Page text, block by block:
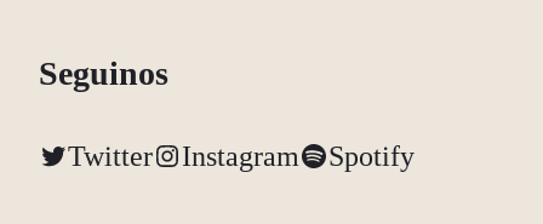
Seguinos
Twitter Instagram Spotify